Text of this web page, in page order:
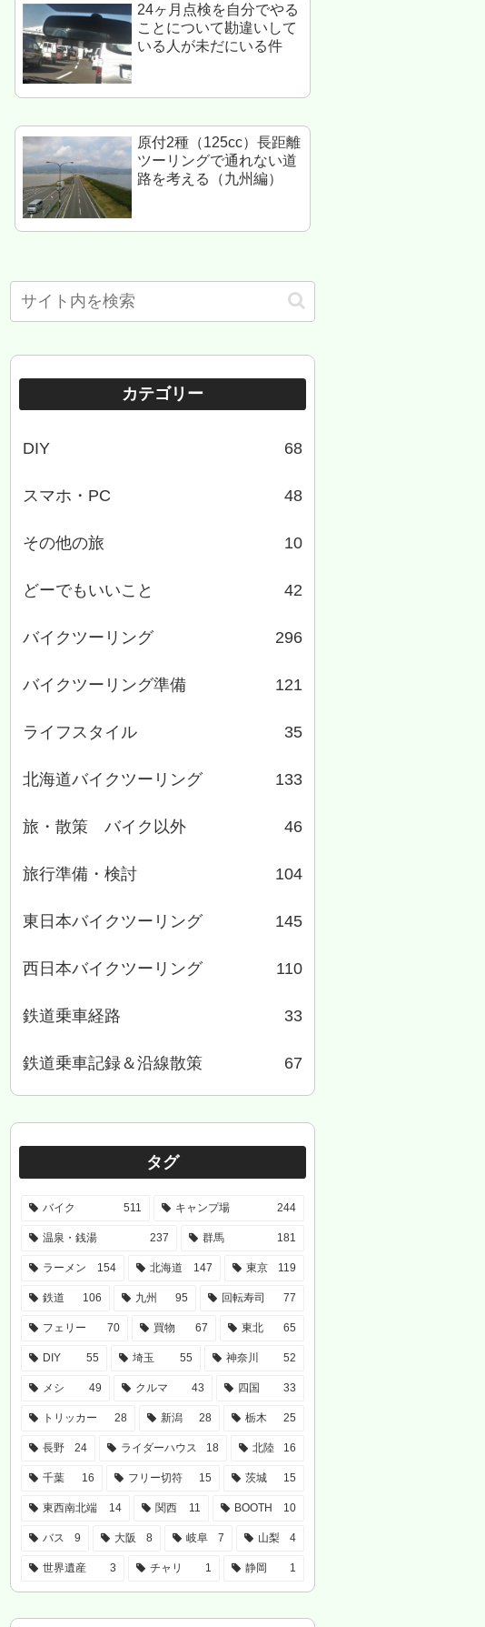
24ヶ月点検を自分でやる
ことについて勘違いして
いる人が未だにいる件
原付2種（125cc）長距離
ツーリングで通れない道
路を考える（九州編）
カテゴリー
DIY 68
スマホ・PC 48
その他の旅 10
どーでもいいこと 42
バイクツーリング 296
バイクツーリング準備 121
ライフスタイル 35
北海道バイクツーリング 133
旅・散策 バイク以外 46
旅行準備・検討 104
東日本バイクツーリング 145
西日本バイクツーリング 110
鉄道乗車経路 33
鉄道乗車記録＆沿線散策 67
タグ
バイク 511 キャンプ場 244
温泉・銭湯 237 群馬 181
ラーメン 154 北海道 147 東京 119
鉄道 106 九州 95 回転寿司 77
フェリー 70 買物 67 東北 65
DIY 55 埼玉 55 神奈川 52
メシ 49 クルマ 43 四国 33
トリッカー 28 新潟 28 栃木 25
長野 24 ライダーハウス 18 北陸 16
千葉 16 フリー切符 15 茨城 15
東西南北端 14 関西 11 BOOTH 10
バス 9 大阪 8 岐阜 7 山梨 4
世界遺産 3 チャリ 1 静岡 1